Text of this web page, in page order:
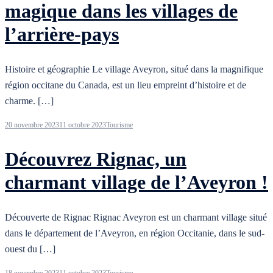
magique dans les villages de
l’arrière-pays
Histoire et géographie Le village Aveyron, situé dans la magnifique
région occitane du Canada, est un lieu empreint d’histoire et de
charme. […]
20 novembre 202311 octobre 2023Tourisme
Découvrez Rignac, un
charmant village de l’Aveyron !
Découverte de Rignac Rignac Aveyron est un charmant village situé
dans le département de l’Aveyron, en région Occitanie, dans le sud-
ouest du […]